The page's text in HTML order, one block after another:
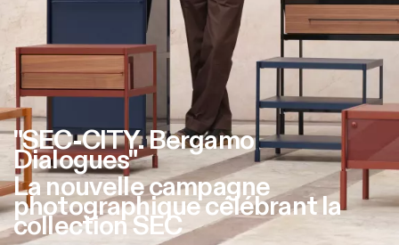
"SEC-CITY. Bergamo
Dialogues"
La nouvelle campagne
photographique célébrant la
collection SEC